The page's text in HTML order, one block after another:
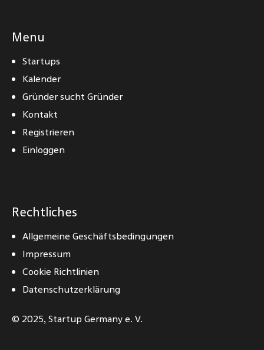
Menu
Startups
Kalender
Gründer sucht Gründer
Kontakt
Registrieren
Einloggen
Rechtliches
Allgemeine Geschäftsbedingungen
Impressum
Cookie Richtlinien
Datenschutzerklärung
© 2025,Startup Germany e. V.